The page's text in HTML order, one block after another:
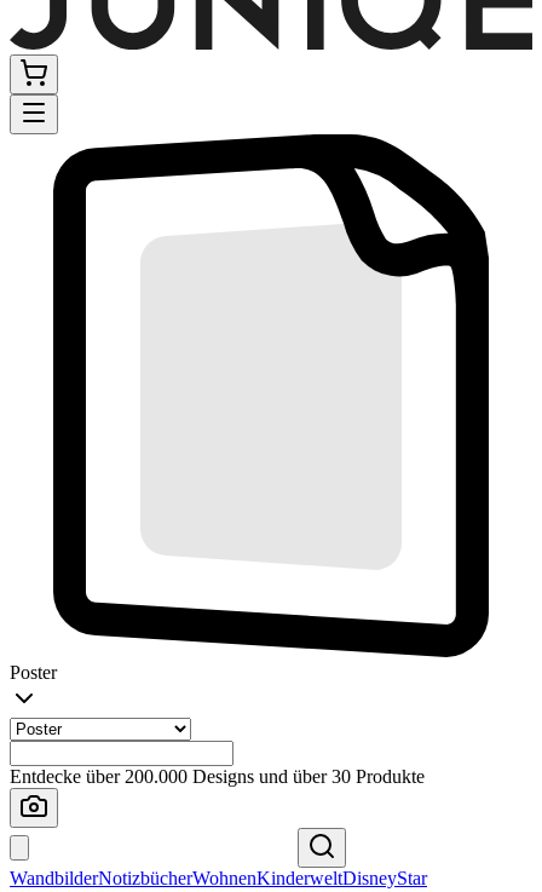
Poster
Entdecke über 200.000 Designs und über 30 Produkte
WandbilderNotizbücherWohnenKinderweltDisneyStar